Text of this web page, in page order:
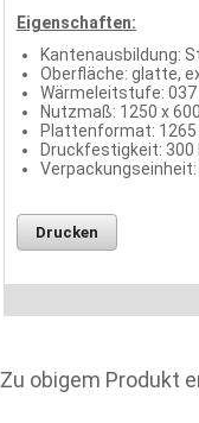
Eigenschaften:
Kantenausbildung:
Oberfläche: glatte,
Wärmeleitstufe: 037
Nutzmaß: 1250 x
Plattenformat: 1265
Druckfestigkeit: 300
Drucken
Zu obigem Produkt